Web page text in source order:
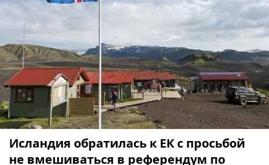
Исландия обратилась к ЕК с просьбой
не вмешиваться в референдум по